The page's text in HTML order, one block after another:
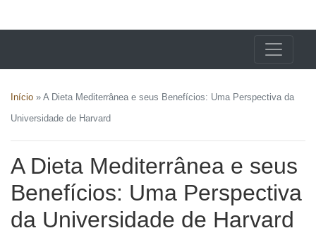
Início » A Dieta Mediterrânea e seus Benefícios: Uma Perspectiva da
Universidade de Harvard
A Dieta Mediterrânea e seus
Benefícios: Uma Perspectiva
da Universidade de Harvard